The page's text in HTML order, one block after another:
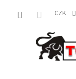
CZK